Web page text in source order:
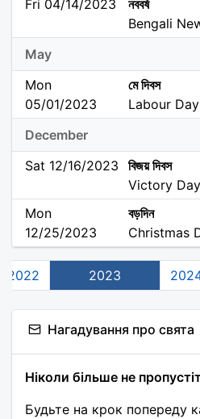
Fri 04/14/2023
নববর্ষ
Bengali
May
Mon
05/01/2023
মে দিবস
Labour Day
December
Sat 12/16/2023
বিজয় দিবস
Victory Day
Mon
12/25/2023
বড়দিন
Christmas
2022 2023
Нагадування про свята
Ніколи більше не
Будьте на крок попереду